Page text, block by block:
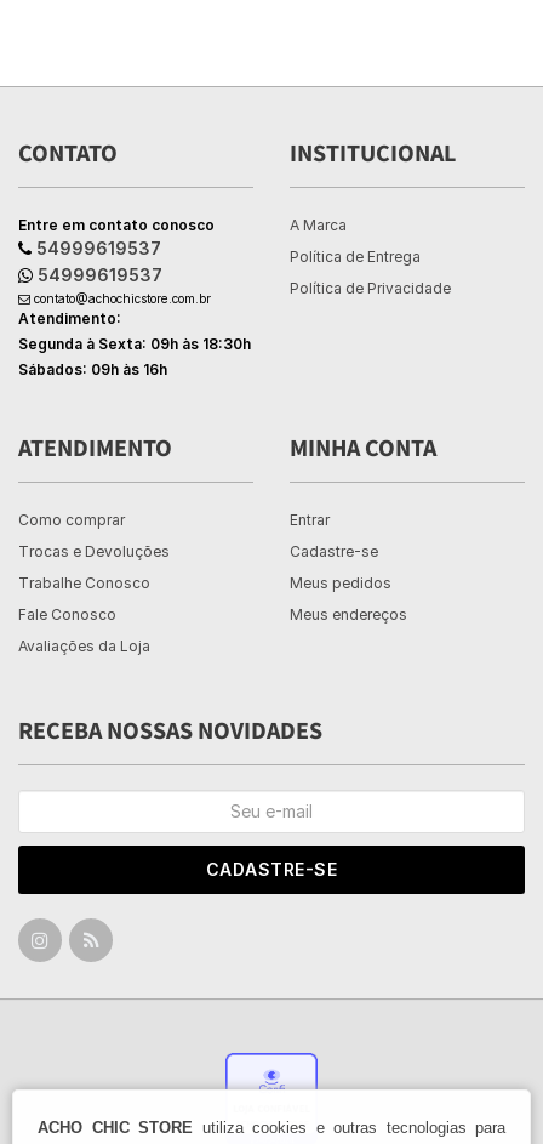
ACHO CHIC STORE utiliza cookies e outras tecnologias para
CONTATO
Entre em contato conosco
54999619537
54999619537
contato@achochicstore.com.br
Atendimento:
Segunda à Sexta: 09h às 18:30h
Sábados: 09h às 16h
INSTITUCIONAL
A Marca
Política de Entrega
Política de Privacidade
ATENDIMENTO
Como comprar
Trocas e Devoluções
Trabalhe Conosco
Fale Conosco
Avaliações da Loja
MINHA CONTA
Entrar
Cadastre-se
Meus pedidos
Meus endereços
RECEBA NOSSAS NOVIDADES
CADASTRE-SE